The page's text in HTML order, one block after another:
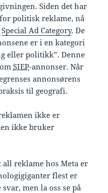
Siden det har
politisk reklame, nå
Special Ad Category. De
er i en kategori
eller politikk”. Denne
SIEP-annonser. Når
annonsørens
til geografi.
ikke er
ikke bruker
all reklame hos Meta er
flest er
men la oss se på